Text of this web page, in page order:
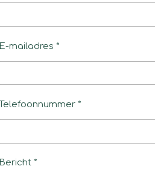
E-mailadres *
*
Bericht *